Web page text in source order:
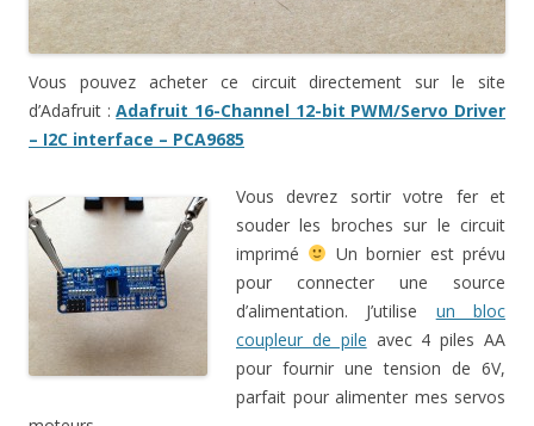
Vous pouvez acheter ce circuit directement sur le site
d’Adafruit :Adafruit 16-Channel 12-bit PWM/Servo Driver
– I2C interface – PCA9685
Vous devrez sortir votre fer et
souder les broches sur le circuit
imprimé
Un bornier est prévu
pour connecter une source
d’alimentation. J’utilise un bloc
coupleur de pile avec 4 piles AA
pour fournir une tension de 6V,
parfait pour alimenter mes servos